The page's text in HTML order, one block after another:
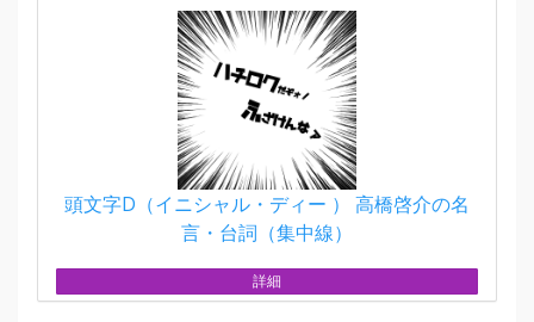
頭文字D（イニシャル・ディー ） 高橋啓介の名
言・台詞（集中線）
詳細